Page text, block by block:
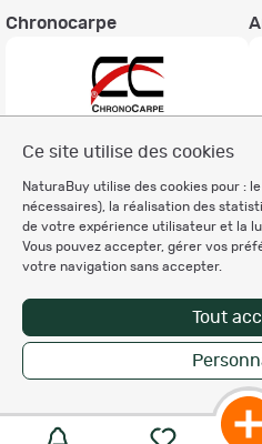
Ce site utilise des cookies
NaturaBuy utilise des cookies pour :
nécessaires), la réalisation des
de votre expérience utilisateur et la
Vous pouvez accepter, gérer vos
votre navigation sans accepter.
Tout
Chronocarpe
Charte éthique
Mentions légales
Règlement & Conditions d'utilisation
Politique de protection
des données personnelles
Personnalisation des cookies
Copyright © 2007-2026 NaturaBuy.
Les marques commerciales
respectifs in
Suggestions